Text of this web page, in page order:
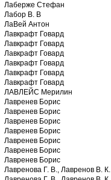
Лаберже Стефан
Лабор В. В
ЛаВей Антон
Лавкрафт Говард
Лавкрафт Говард
Лавкрафт Говард
Лавкрафт Говард
Лавкрафт Говард
Лавкрафт Говард
ЛАВЛЕЙС Мерилин
Лавренев Борис
Лавренев Борис
Лавренев Борис
Лавренев Борис
Лавренев Борис
Лавренев Борис
Лавренев Борис
Лавренова Г. В., Лавренов В. К.